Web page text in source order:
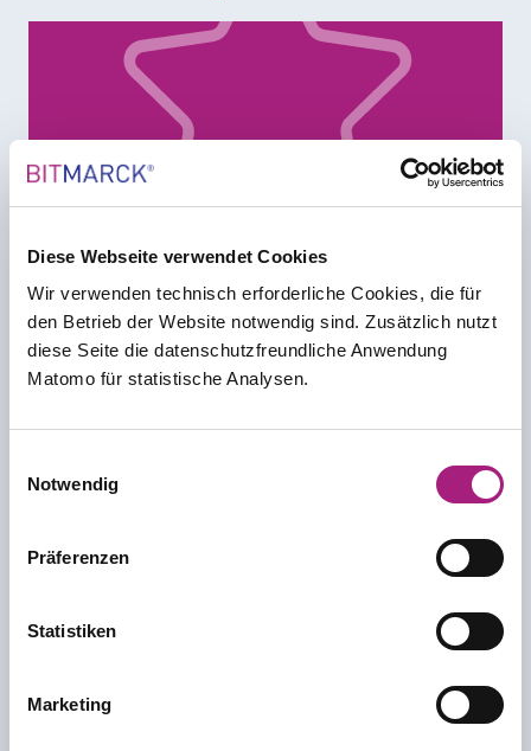
Diese Webseite verwendet Cookies
Wir verwenden technisch erforderliche Cookies, die für
den Betrieb der Website notwendig sind. Zusätzlich nutzt
diese Seite die datenschutzfreundliche Anwendung
Matomo für statistische Analysen.
Notwendig
Präferenzen
Statistiken
Marketing
Bilder Geschäftsführung